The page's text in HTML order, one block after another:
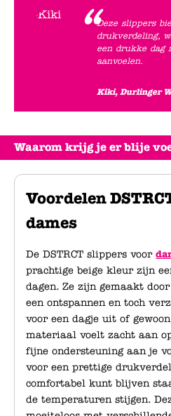
Waarom krijg je er blije
Voordelen
dames
De DSTRCT slippers voor
prachtige beige kleur zijn
dagen. Ze zijn gemaakt door
een ontspannen en toch
voor een dagje uit of
materiaal voelt zacht aan
fijne ondersteuning aan je
voor een prettige
comfortabel kunt blijven
de temperaturen stijgen.
Deze slippers
drukverdeling,
een drukke dag
aanvoelen.
Kiki, Durlinger